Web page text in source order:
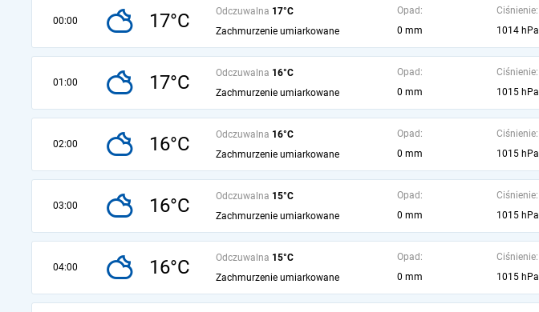
00:00 17°C Odczuwalna 17°C
Zachmurzenie umiarkowane
Opad:
0 mm
Ciśnienie:
1014 hPa
01:00 17°C Odczuwalna 16°C
Zachmurzenie umiarkowane
Opad:
0 mm
Ciśnienie:
1015 hPa
02:00 16°C Odczuwalna 16°C
Zachmurzenie umiarkowane
Opad:
0 mm
Ciśnienie:
1015 hPa
03:00 16°C Odczuwalna 15°C
Zachmurzenie umiarkowane
Opad:
0 mm
Ciśnienie:
1015 hPa
04:00 16°C Odczuwalna 15°C
Zachmurzenie umiarkowane
Opad:
0 mm
Ciśnienie:
1015 hPa